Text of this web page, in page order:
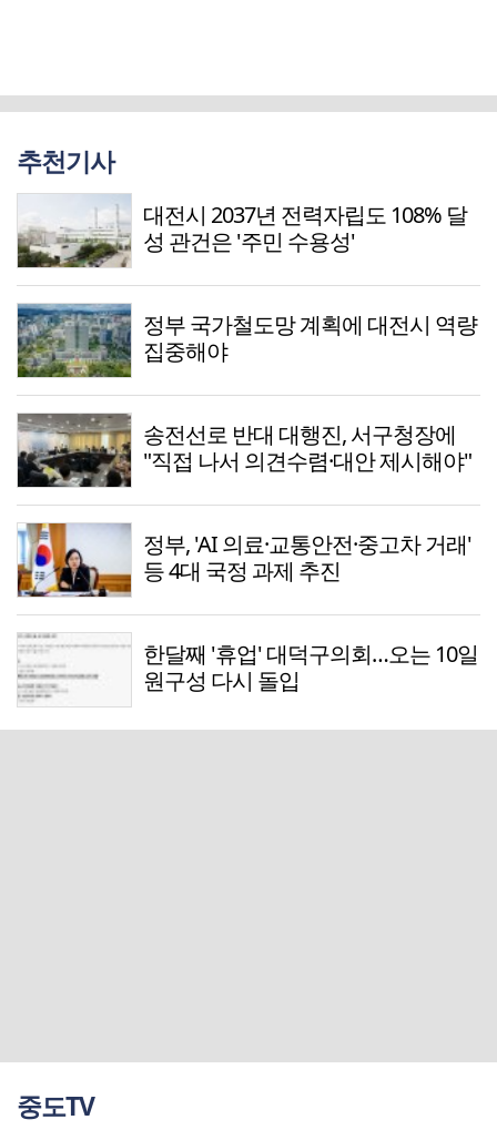
추천기사
대전시 2037년 전력자립도 108% 달
성 관건은 '주민 수용성'
정부 국가철도망 계획에 대전시 역량
집중해야
송전선로 반대 대행진, 서구청장에
"직접 나서 의견수렴·대안 제시해야"
정부, 'AI 의료·교통안전·중고차 거래'
등 4대 국정 과제 추진
한달째 '휴업' 대덕구의회…오는 10일
원구성 다시 돌입
중도TV